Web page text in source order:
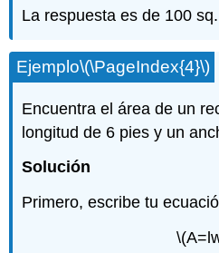
La respuesta es de 100
Ejemplo\(\PageIndex{4}\)
Encuentra el área de un
longitud de 6 pies y un
Solución
Primero, escribe tu